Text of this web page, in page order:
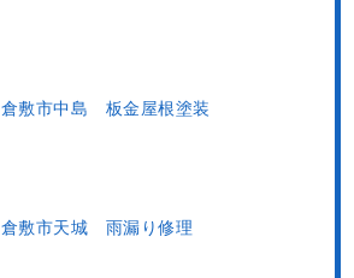
倉敷市中島 板金屋根塗装
倉敷市天城 雨漏り修理